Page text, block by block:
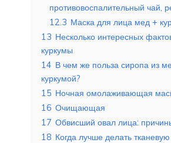
противовоспалительный чай,
12.3 Маска для лица мед +
13 Несколько интересных
куркумы
14 В чем же польза сиропа из
куркумой?
15 Ночная омолаживающая
16 Очищающая
17 Обвисший овал лица:
18 Когда лучше делать